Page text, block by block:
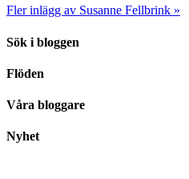
Fler inlägg av Susanne Fellbrink »
Sök i bloggen
Flöden
Våra bloggare
Nyhet